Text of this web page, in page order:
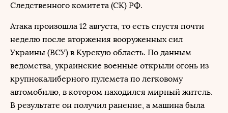
Следственного комитета (СК) РФ.
Атака произошла 12 августа, то есть спустя почти
неделю после вторжения вооруженных сил
Украины (ВСУ) в Курскую область. По данным
ведомства, украинские военные открыли огонь из
крупнокалиберного пулемета по легковому
автомобилю, в котором находился мирный житель.
В результате он получил ранение, а машина была